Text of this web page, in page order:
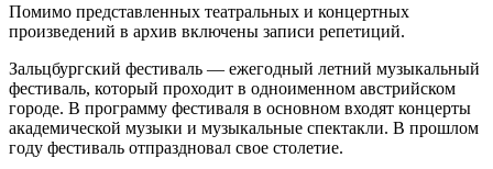
Помимо представленных театральных и концертных
произведений в архив включены записи репетиций.
Зальцбургский фестиваль — ежегодный летний музыкальный
фестиваль, который проходит в одноименном австрийском
городе. В программу фестиваля в основном входят концерты
академической музыки и музыкальные спектакли. В прошлом
году фестиваль отпраздновал свое столетие.